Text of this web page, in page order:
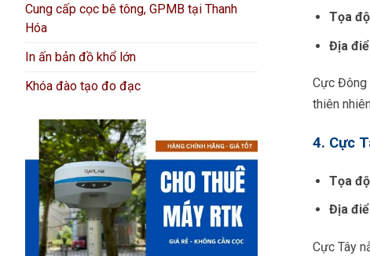
Cung cấp cọc bê tông, GPMB tại Thanh
Hóa
In ấn bản đồ khổ lớn
Khóa đào tạo đo đạc
Tọa độ
Địa
Cực Đông
thiên
4. Cực
Tọa độ
Địa
Cực Tây